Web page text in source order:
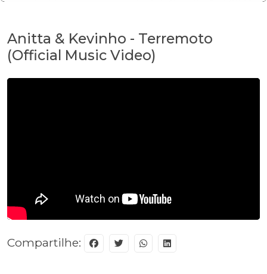
Anitta & Kevinho - Terremoto
(Official Music Video)
Compartilhe: